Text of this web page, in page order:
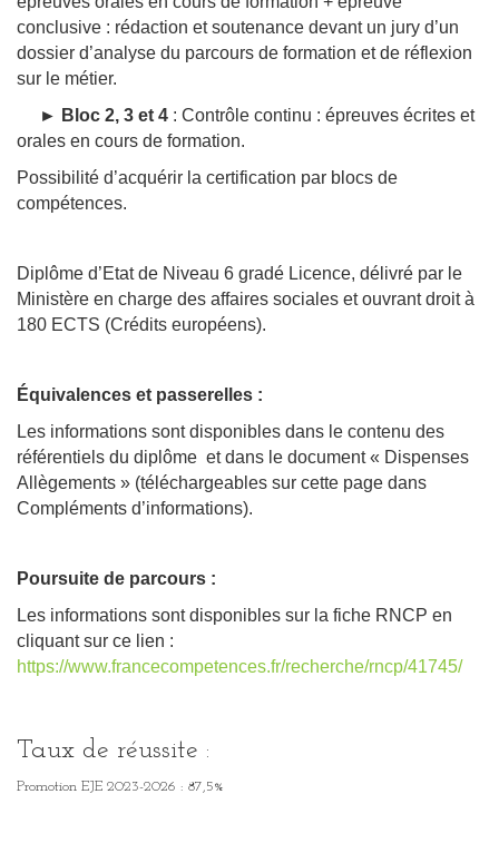
conclusive : rédaction et soutenance devant un jury d’un
dossier d’analyse du parcours de formation et de réflexion
sur le métier.
► Bloc 2, 3 et 4 : Contrôle continu : épreuves écrites et
orales en cours de formation.
Possibilité d’acquérir la certification par blocs de
compétences.
Diplôme d’Etat de Niveau 6 gradé Licence, délivré par le
Ministère en charge des affaires sociales et ouvrant droit à
180 ECTS (Crédits européens).
Équivalences et passerelles :
Les informations sont disponibles dans le contenu des
référentiels du diplôme et dans le document « Dispenses
Allègements » (téléchargeables sur cette page dans
Compléments d’informations).
Poursuite de parcours :
Les informations sont disponibles sur la fiche RNCP en
cliquant sur ce lien :
https://www.francecompetences.fr/recherche/rncp/41745/
Taux de réussite :
Promotion EJE 2023-2026 : 87,5%